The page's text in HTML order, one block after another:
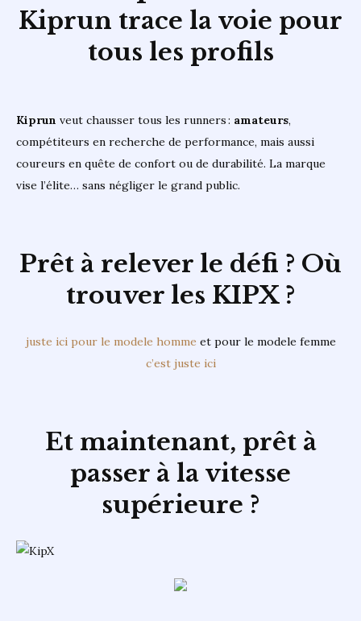
Kiprun trace la voie pour
tous les profils
Kiprun veut chausser tous les runners : amateurs,
compétiteurs en recherche de performance, mais aussi
coureurs en quête de confort ou de durabilité. La marque
vise l’élite… sans négliger le grand public.
Prêt à relever le défi ? Où
trouver les KIPX ?
juste ici pour le modele homme et pour le modele femme
c’est juste ici
Et maintenant, prêt à
passer à la vitesse
supérieure ?